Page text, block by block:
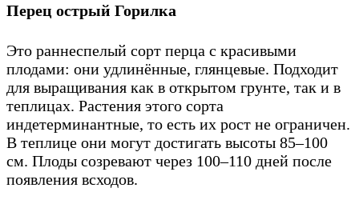
Перец острый Горилка
Это раннеспелый сорт перца с красивыми
плодами: они удлинённые, глянцевые. Подходит
для выращивания как в открытом грунте, так и в
теплицах. Растения этого сорта
индетерминантные, то есть их рост не ограничен.
В теплице они могут достигать высоты 85–100
см. Плоды созревают через 100–110 дней после
появления всходов.